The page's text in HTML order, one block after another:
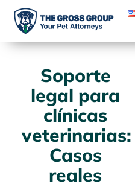
Soporte
legal para
clínicas
veterinarias:
Casos
reales